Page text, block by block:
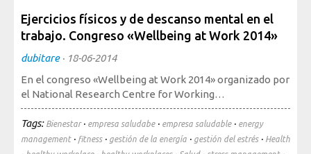
Ejercicios físicos y de descanso mental en el
trabajo. Congreso «Wellbeing at Work 2014»
dubitare· 18-06-2014
En el congreso «Wellbeing at Work 2014» organizado por
el National Research Centre for Working…
Tags: Bienestar· empresa saludabe· empresa saludable· energy
management· fitness· gestión de la energía · gestión del estrés· Health